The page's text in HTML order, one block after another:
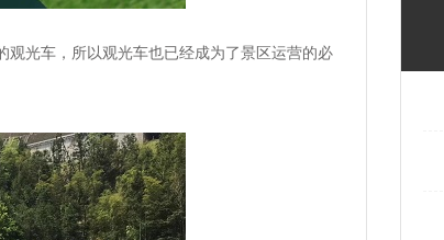
光车，所以观光车也已经成为了景区运营的必